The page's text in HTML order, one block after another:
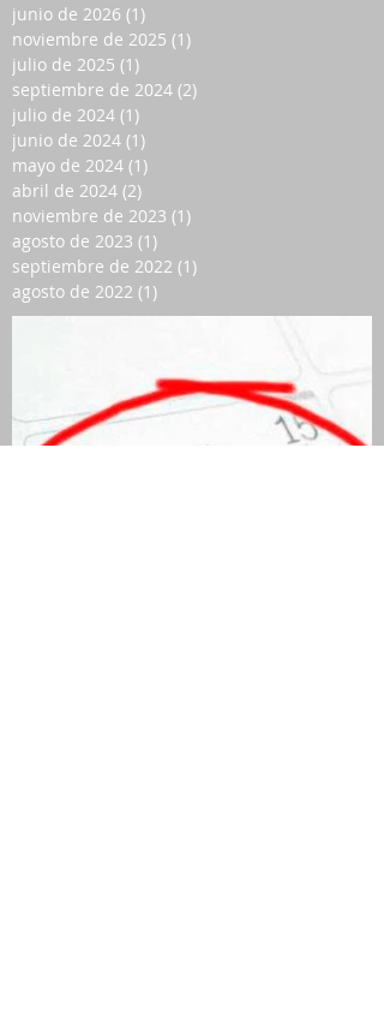
junio de 2026 (1)
noviembre de 2025 (1)
julio de 2025 (1)
septiembre de 2024 (2)
julio de 2024 (1)
junio de 2024 (1)
mayo de 2024 (1)
abril de 2024 (2)
noviembre de 2023 (1)
agosto de 2023 (1)
septiembre de 2022 (1)
agosto de 2022 (1)